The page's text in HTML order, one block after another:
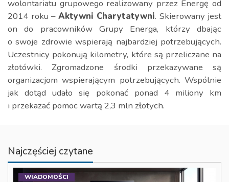
wolontariatu grupowego realizowany przez Energę od
2014 roku – Aktywni Charytatywni. Skierowany jest
on do pracowników Grupy Energa, którzy dbając
o swoje zdrowie wspierają najbardziej potrzebujących.
Uczestnicy pokonują kilometry, które są przeliczane na
złotówki. Zgromadzone środki przekazywane są
organizacjom wspierającym potrzebujących. Wspólnie
jak dotąd udało się pokonać ponad 4 miliony km
i przekazać pomoc wartą 2,3 mln złotych.
Najczęściej czytane
WIADOMOŚCI